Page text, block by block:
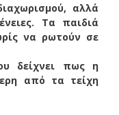
αλλά
Τα παιδιά
να ρωτούν σε
δείχνει πως η
από τα τείχη